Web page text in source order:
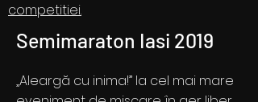
competitiei.
Semimaraton Iasi 2019
„Aleargă cu inima!” la cel mai mare